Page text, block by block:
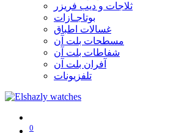
ثلاجات و ديب فريزر
بوتاجـازات
غسالات اطباق
مسطحات بلت آن
شفاطات بلت آن
آفران بلت آن
تلفزيونات
0